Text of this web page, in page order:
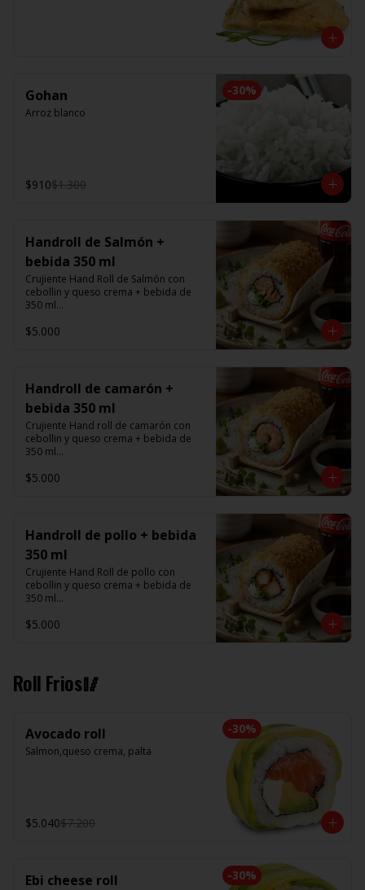
-30%
Gohan
Arroz blanco
$910$1.300
Handroll de Salmón +
bebida 350 ml
Crujiente Hand Roll de Salmón con
cebollin y queso crema + bebida de
350 ml
Promoción valida de Lunes a viernes
$5.000
Handroll de camarón +
bebida 350 ml
Crujiente Hand roll de camarón con
cebollin y queso crema + bebida de
350 ml
Promoción valida de Lunes a viernes
$5.000
Handroll de pollo + bebida
350 ml
Crujiente Hand Roll de pollo con
cebollin y queso crema + bebida de
350 ml
Promoción valida de Lunes a viernes
$5.000
Roll Frios🥢
-30%
Avocado roll
Salmon,queso crema, palta
$5.040$7.200
-30%
Ebi cheese roll